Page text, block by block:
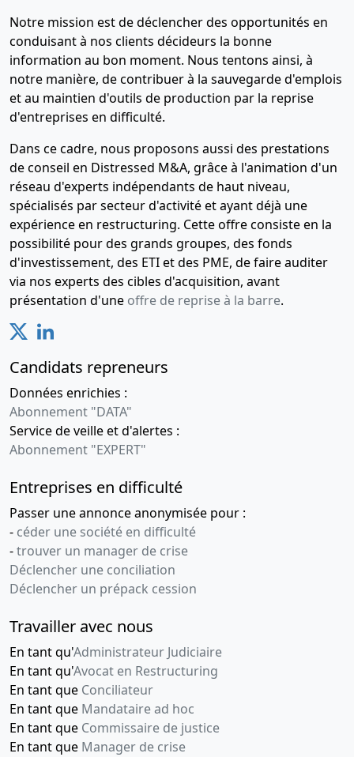
Notre mission est de déclencher des opportunités en
conduisant à nos clients décideurs la bonne
information au bon moment. Nous tentons ainsi, à
notre manière, de contribuer à la sauvegarde d'emplois
et au maintien d'outils de production par la reprise
d'entreprises en difficulté.
Dans ce cadre, nous proposons aussi des prestations
de conseil en Distressed M&A, grâce à l'animation d'un
réseau d'experts indépendants de haut niveau,
spécialisés par secteur d'activité et ayant déjà une
expérience en restructuring. Cette offre consiste en la
possibilité pour des grands groupes, des fonds
d'investissement, des ETI et des PME, de faire auditer
via nos experts des cibles d'acquisition, avant
présentation d'une offre de reprise à la barre.
Candidats repreneurs
Données enrichies :
Abonnement "DATA"
Service de veille et d'alertes :
Abonnement "EXPERT"
Entreprises en difficulté
Passer une annonce anonymisée pour :
- céder une société en difficulté
-trouver un manager de crise
Déclencher une conciliation
Déclencher un prépack cession
Travailler avec nous
En tant qu'Administrateur Judiciaire
En tant qu'Avocat en Restructuring
En tant que Conciliateur
En tant que Mandataire ad hoc
En tant que Commissaire de justice
En tant que Manager de crise